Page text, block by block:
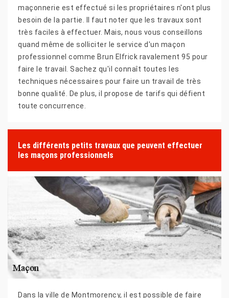
maçonnerie est effectué si les propriétaires n'ont plus
besoin de la partie. Il faut noter que les travaux sont
très faciles à effectuer. Mais, nous vous conseillons
quand même de solliciter le service d'un maçon
professionnel comme Brun Elfrick ravalement 95 pour
faire le travail. Sachez qu'il connaît toutes les
techniques nécessaires pour faire un travail de très
bonne qualité. De plus, il propose de tarifs qui défient
toute concurrence.
Les différents petits travaux que peuvent effectuer
les maçons professionnels
Dans la ville de Montmorency, il est possible de faire